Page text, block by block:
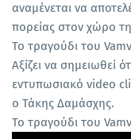
αναμένεται να
πορείας στον χώρο
Το τραγούδι του
Αξίζει να σημειωθεί
εντυπωσιακό video
ο Τάκης Δαμάσχης.
Το τραγούδι του